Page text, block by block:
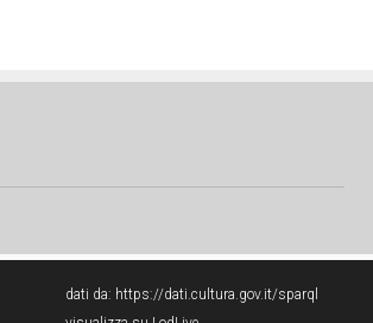
dati da: https://dati.cultura.gov.it/sparql